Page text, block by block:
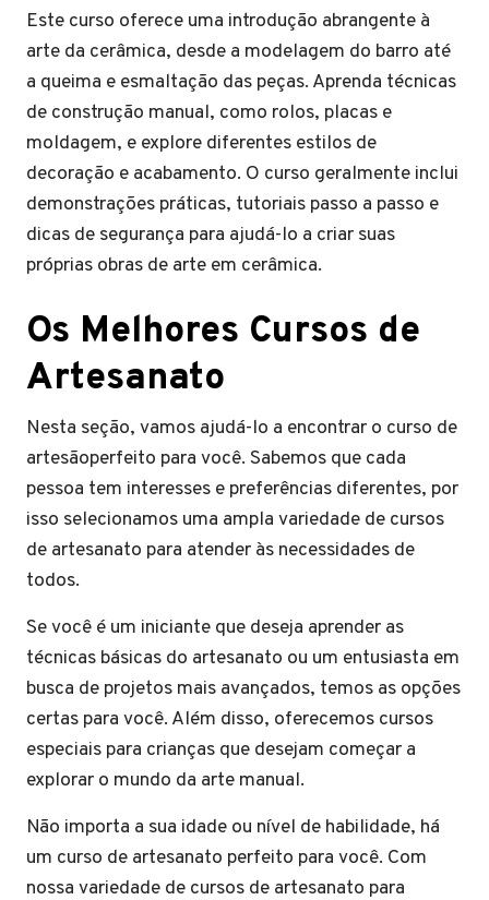
Este curso oferece uma introdução abrangente à
arte da cerâmica, desde a modelagem do barro até
a queima e esmaltação das peças. Aprenda técnicas
de construção manual, como rolos, placas e
moldagem, e explore diferentes estilos de
decoração e acabamento. O curso geralmente inclui
demonstrações práticas, tutoriais passo a passo e
dicas de segurança para ajudá-lo a criar suas
próprias obras de arte em cerâmica.
Os Melhores Cursos de
Artesanato
Nesta seção, vamos ajudá-lo a encontrar o curso de
artesãoperfeito para você. Sabemos que cada
pessoa tem interesses e preferências diferentes, por
isso selecionamos uma ampla variedade de cursos
de artesanato para atender às necessidades de
todos.
Se você é um iniciante que deseja aprender as
técnicas básicas do artesanato ou um entusiasta em
busca de projetos mais avançados, temos as opções
certas para você. Além disso, oferecemos cursos
especiais para crianças que desejam começar a
explorar o mundo da arte manual.
Não importa a sua idade ou nível de habilidade, há
um curso de artesanato perfeito para você. Com
nossa variedade de cursos de artesanato para